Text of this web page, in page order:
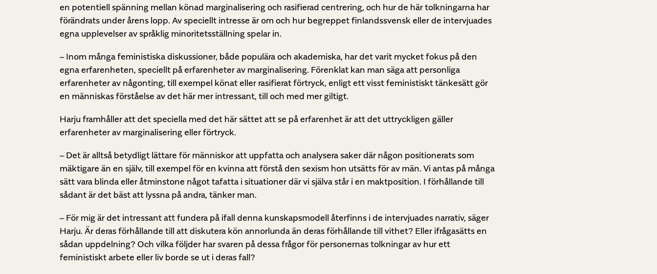
en potentiell spänning mellan könad marginalisering och rasifierad centrering, och hur de här tolkningarna har
förändrats under årens lopp. Av speciellt intresse är om och hur begreppet finlandssvensk eller de intervjuades
egna upplevelser av språklig minoritetsställning spelar in.
– Inom många feministiska diskussioner, både populära och akademiska, har det varit mycket fokus på den
egna erfarenheten, speciellt på erfarenheter av marginalisering. Förenklat kan man säga att personliga
erfarenheter av någonting, till exempel könat eller rasifierat förtryck, enligt ett visst feministiskt tänkesätt gör
en människas förståelse av det här mer intressant, till och med mer giltigt.
Harju framhåller att det speciella med det här sättet att se på erfarenhet är att det uttryckligen gäller
erfarenheter av marginalisering eller förtryck.
– Det är alltså betydligt lättare för människor att uppfatta och analysera saker där någon positionerats som
mäktigare än en själv, till exempel för en kvinna att förstå den sexism hon utsätts för av män. Vi antas på många
sätt vara blinda eller åtminstone något tafatta i situationer där vi själva står i en maktposition. I förhållande till
sådant är det bäst att lyssna på andra, tänker man.
– För mig är det intressant att fundera på ifall denna kunskapsmodell återfinns i de intervjuades narrativ, säger
Harju. Är deras förhållande till att diskutera kön annorlunda än deras förhållande till vithet? Eller ifrågasätts en
sådan uppdelning? Och vilka följder har svaren på dessa frågor för personernas tolkningar av hur ett
feministiskt arbete eller liv borde se ut i deras fall?